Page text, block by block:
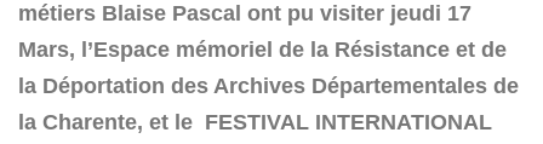
métiers Blaise Pascal ont pu visiter jeudi 17
Mars, l’Espace mémoriel de la Résistance et de
la Déportation des Archives Départementales de
la Charente, et le FESTIVAL INTERNATIONAL